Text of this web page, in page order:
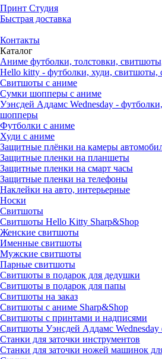
Принт Студия
Быстрая доставка
Контакты
Каталог
Аниме футболки, толстовки,
Hello kitty - футболки, худи,
Свитшоты с аниме
Сумки шопперы с аниме
Уэнсдей Аддамс Wednesday -
шопперы
Футболки с аниме
Худи с аниме
Защитные плёнки на камеры
Защитные пленки на планшеты
Защитные пленки на смарт часы
Защитные пленки на телефоны
Наклейки на авто, интерьерные
Носки
Свитшоты
Cвитшоты Hello Kitty Sharp&Shop
Женские свитшоты
Именные свитшоты
Мужские свитшоты
Парные свитшоты
Свитшоты в подарок для дедушки
Свитшоты в подарок для папы
Свитшоты на заказ
Свитшоты с аниме Sharp&Shop
Свитшоты с принтами и надписями
Свитшоты Уэнсдей Аддамс Wednesday
Станки для заточки инструментов
Станки для заточки ножей машинок